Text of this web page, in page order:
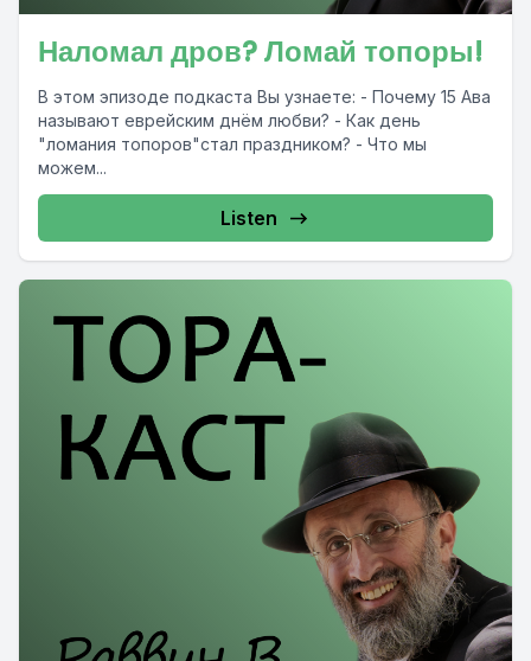
Наломал дров? Ломай топоры!
В этом эпизоде подкаста Вы узнаете: - Почему 15 Ава
называют еврейским днём любви? - Как день
"ломания топоров"стал праздником? - Что мы
можем...
Listen